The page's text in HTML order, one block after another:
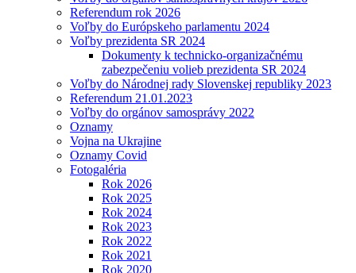
Referendum rok 2026
Voľby do Európskeho parlamentu 2024
Voľby prezidenta SR 2024
Dokumenty k technicko-organizačnému
zabezpečeniu volieb prezidenta SR 2024
Voľby do Národnej rady Slovenskej republiky 2023
Referendum 21.01.2023
Voľby do orgánov samosprávy 2022
Oznamy
Vojna na Ukrajine
Oznamy Covid
Fotogaléria
Rok 2026
Rok 2025
Rok 2024
Rok 2023
Rok 2022
Rok 2021
Rok 2020